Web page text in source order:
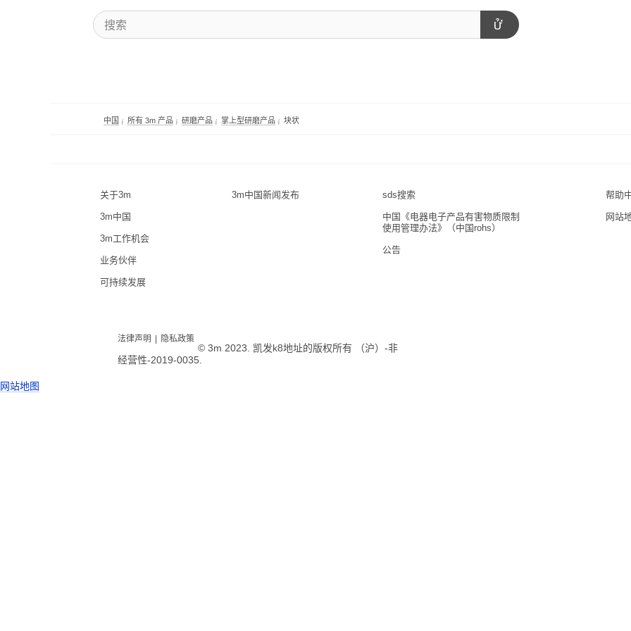
中国 所有 3m 产品 研磨产品 掌上型研磨产品 块状
关于3m
3m中国
3m工作机会
业务伙伴
可持续发展
3m中国新闻发布 sds搜索
中国《电器电子产品有害物质限制
使用管理办法》（中国rohs）
公告
帮助
网站
法律声明 隐私政策
© 3m 2023. 凯发k8地址的版权所有 （沪）-非
经营性-2019-0035.
网站地图